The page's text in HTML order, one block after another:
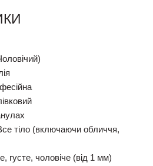
тіло (включаючи обличчя,
густе, чоловіче (від 1 мм)